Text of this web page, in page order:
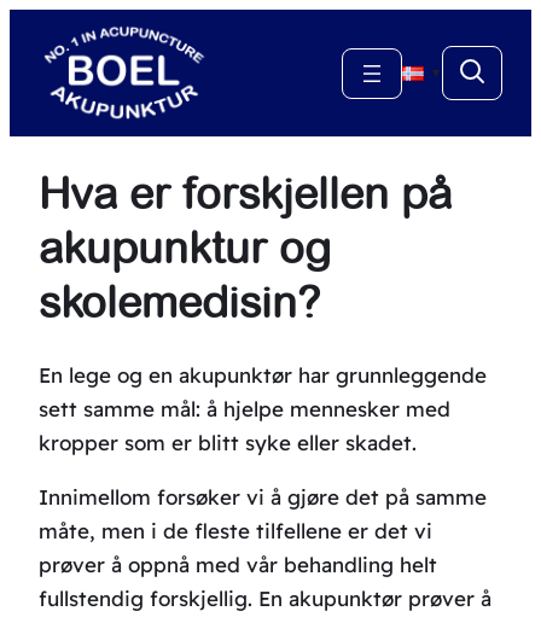
innhold
▼
Hva er forskjellen på
akupunktur og
skolemedisin?
En lege og en akupunktør har grunnleggende
sett samme mål: å hjelpe mennesker med
kropper som er blitt syke eller skadet.
Innimellom forsøker vi å gjøre det på samme
måte, men i de fleste tilfellene er det vi
prøver å oppnå med vår behandling helt
fullstendig forskjellig. En akupunktør prøver å